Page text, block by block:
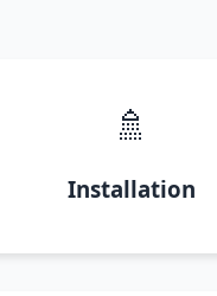
🚿
Installation